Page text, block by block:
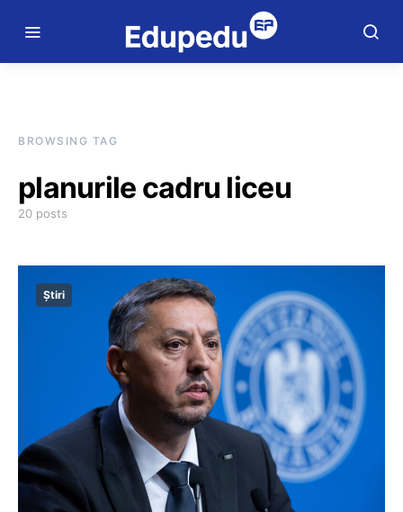
BROWSING TAG
planurile cadru liceu
20 posts
Știri